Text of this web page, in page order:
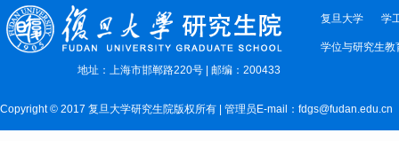
地址：上海市邯郸路220号 | 邮编：200433
复旦大学 学
学位与研究生教
Copyright © 2017 复旦大学研究生院版权所有 | 管理员E-mail：fdgs@fudan.edu.cn